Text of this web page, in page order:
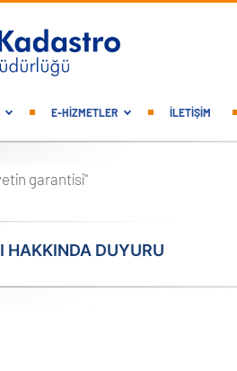
E-HİZMETLER İLETIŞIM
garantisi"
HAKKINDA DUYURU